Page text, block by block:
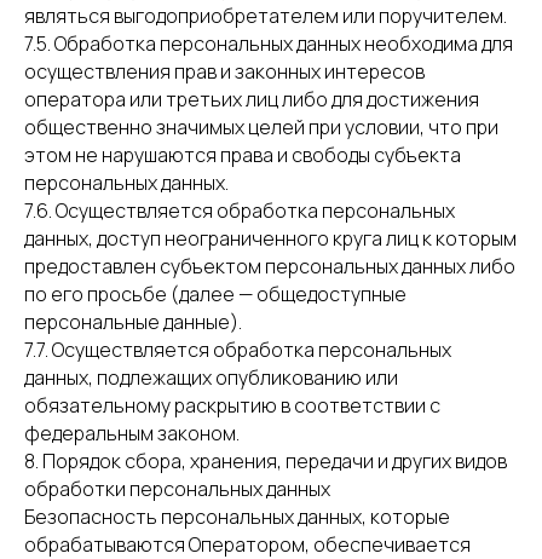
являться выгодоприобретателем или поручителем.
7.5. Обработка персональных данных необходима для
осуществления прав и законных интересов
оператора или третьих лиц либо для достижения
общественно значимых целей при условии, что при
этом не нарушаются права и свободы субъекта
персональных данных.
7.6. Осуществляется обработка персональных
данных, доступ неограниченного круга лиц к которым
предоставлен субъектом персональных данных либо
по его просьбе (далее — общедоступные
персональные данные).
7.7. Осуществляется обработка персональных
данных, подлежащих опубликованию или
обязательному раскрытию в соответствии с
федеральным законом.
8. Порядок сбора, хранения, передачи и других видов
обработки персональных данных
Безопасность персональных данных, которые
обрабатываются Оператором, обеспечивается